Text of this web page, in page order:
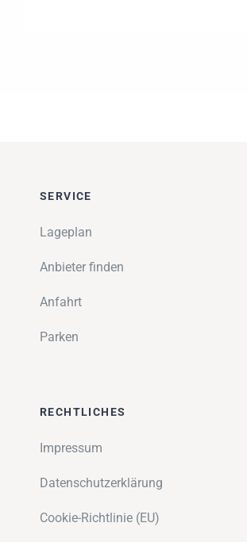
SERVICE
Lageplan
Anbieter finden
Anfahrt
Parken
RECHTLICHES
Impressum
Datenschutzerklärung
Cookie-Richtlinie (EU)